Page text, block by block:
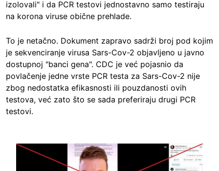
izolovali" i da PCR testovi jednostavno samo testiraju
na korona viruse obične prehlade.
To je netačno. Dokument zapravo sadrži broj pod kojim
je sekvenciranje virusa Sars-Cov-2 objavljeno u javno
dostupnoj "banci gena". CDC je već pojasnio da
povlačenje jedne vrste PCR testa za Sars-Cov-2 nije
zbog nedostatka efikasnosti ili pouzdanosti ovih
testova, već zato što se sada preferiraju drugi PCR
testovi.
Image